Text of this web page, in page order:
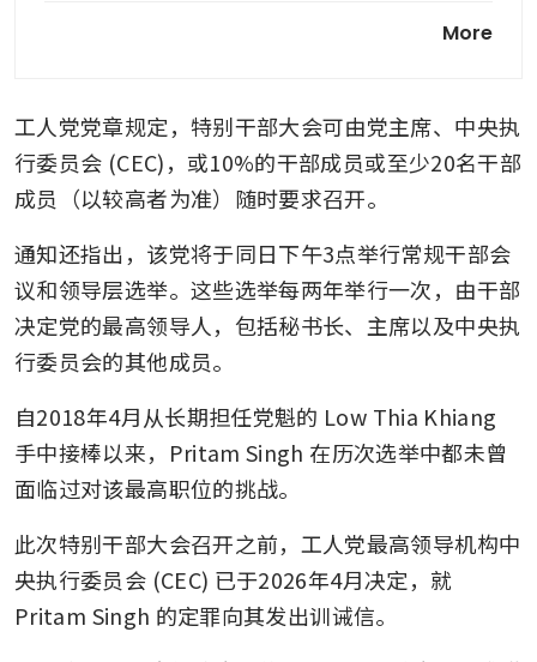
WP chief Pritam Singh calls
for public ‘report cards’ on
major spending, questions
ministerial bonus metrics
More
工人党党章规定，特别干部大会可由党主席、中央执
行委员会 (CEC)，或10%的干部成员或至少20名干部
成员（以较高者为准）随时要求召开。
通知还指出，该党将于同日下午3点举行常规干部会
议和领导层选举。这些选举每两年举行一次，由干部
决定党的最高领导人，包括秘书长、主席以及中央执
行委员会的其他成员。
自2018年4月从长期担任党魁的 Low Thia Khiang
手中接棒以来，Pritam Singh 在历次选举中都未曾
面临过对该最高职位的挑战。
此次特别干部大会召开之前，工人党最高领导机构中
央执行委员会 (CEC) 已于2026年4月决定，就
Pritam Singh 的定罪向其发出训诫信。